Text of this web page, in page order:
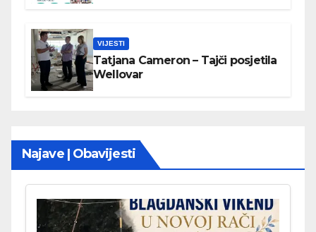
VIJESTI
Tatjana Cameron – Tajči posjetila
Wellovar
Najave | Obavijesti